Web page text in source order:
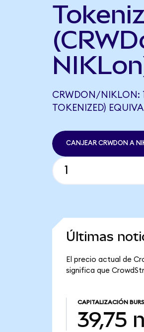
CRWDON/NIKLON:
TOKENIZED)
CANJEAR CRWDON A
Últimas
El precio actual de
significa que
CAPITALIZACIÓN
39,75